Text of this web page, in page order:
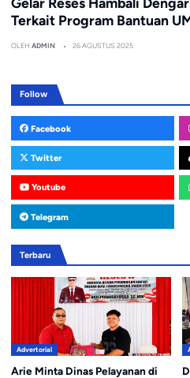
Terkait Program Bantuan
OLEH ADMIN 26 AGUSTUS 2025
Follow
Facebook
Twitter
Youtube
Telegram
Terbaru
Advertorial
Arie Minta Dinas Pelayanan di